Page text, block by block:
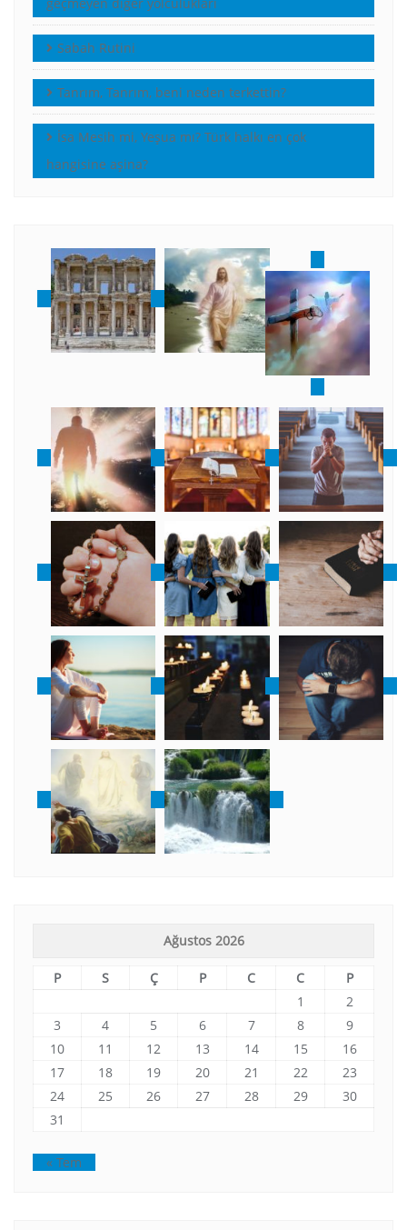
Sabah Rutini
Tanrım, Tanrım, beni neden terkettin?
İsa Mesih mi, Yeşua mı? Türk halkı en çok
hangisine aşina?
Ağustos 2026
P S Ç P C C
P
1
2
3
4 5 6 7 8
9
10
11 12 13 14 15
16
17
18 19 20 21 22
23
24
25 26 27 28 29
30
31
« Tem